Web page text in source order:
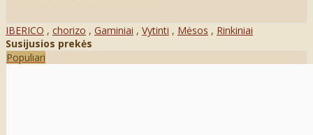
IBERICO , chorizo , Gaminiai , Vytinti , Mėsos , Rinkiniai
Susijusios prekės
Populiari